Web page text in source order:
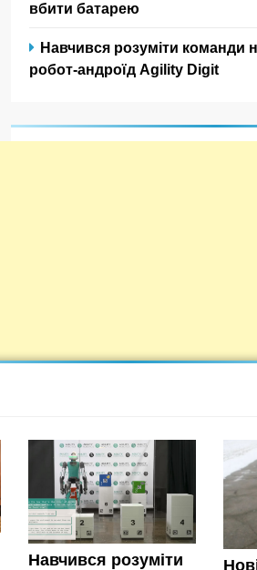
Навчився розуміти
вбити батарею
Навчився розуміти команди
робот-андроїд Agility Digit